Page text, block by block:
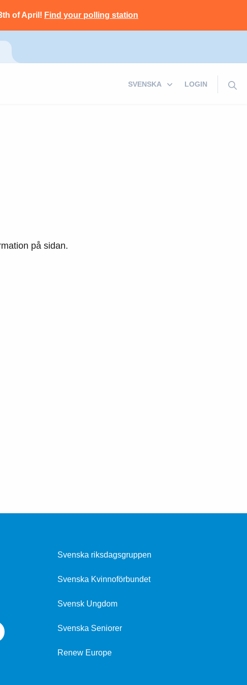
of April! Find your polling station
LOGIN
på sidan.
Svenska riksdagsgruppen
Svenska Kvinnoförbundet
Svensk Ungdom
Svenska Seniorer
Renew Europe